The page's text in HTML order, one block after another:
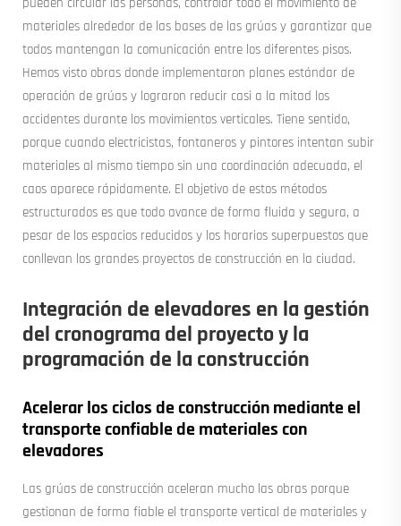
pueden circular las personas, controlar todo el movimiento de
materiales alrededor de las bases de las grúas y garantizar que
todos mantengan la comunicación entre los diferentes pisos.
Hemos visto obras donde implementaron planes estándar de
operación de grúas y lograron reducir casi a la mitad los
accidentes durante los movimientos verticales. Tiene sentido,
porque cuando electricistas, fontaneros y pintores intentan subir
materiales al mismo tiempo sin una coordinación adecuada, el
caos aparece rápidamente. El objetivo de estos métodos
estructurados es que todo avance de forma fluida y segura, a
pesar de los espacios reducidos y los horarios superpuestos que
conllevan los grandes proyectos de construcción en la ciudad.
Integración de elevadores en la gestión
del cronograma del proyecto y la
programación de la construcción
Acelerar los ciclos de construcción mediante el
transporte confiable de materiales con
elevadores
Las grúas de construcción aceleran mucho las obras porque
gestionan de forma fiable el transporte vertical de materiales y